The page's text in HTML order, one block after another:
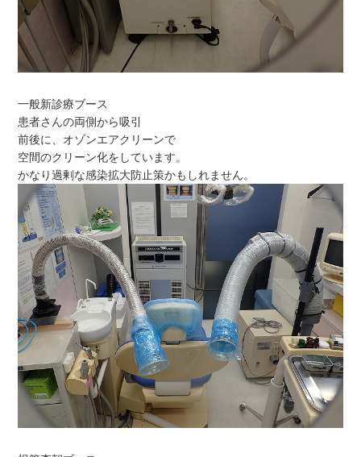
一般新診療ブース
患者さんの両側から吸引
前後に、オゾンエアクリーンで
空間のクリーン化をしています。
かなり過剰な感染拡大防止策かもしれません。